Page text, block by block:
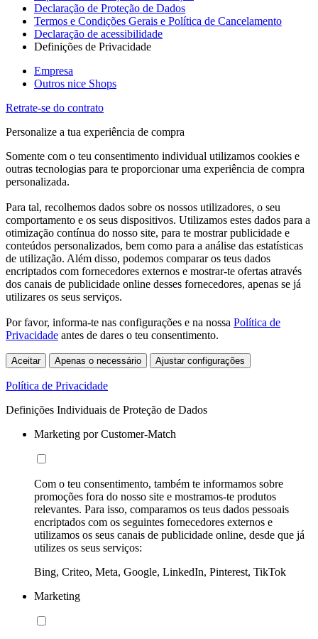
Declaração de Proteção de Dados
Termos e Condições Gerais e Política de Cancelamento
Declaração de acessibilidade
Definições de Privacidade
Empresa
Outros nice Shops
Retrate-se do contrato
Personalize a tua experiência de compra
Somente com o teu consentimento individual utilizamos cookies e
outras tecnologias para te proporcionar uma experiência de compra
personalizada.
Para tal, recolhemos dados sobre os nossos utilizadores, o seu
comportamento e os seus dispositivos. Utilizamos estes dados para a
otimização contínua do nosso site, para te mostrar publicidade e
conteúdos personalizados, bem como para a análise das estatísticas
de utilização. Além disso, podemos comparar os teus dados
encriptados com fornecedores externos e mostrar-te ofertas através
dos canais de publicidade online desses fornecedores, apenas se já
utilizares os seus serviços.
Por favor, informa-te nas configurações e na nossa Política de
Privacidade antes de dares o teu consentimento.
Aceitar Apenas o necessário Ajustar configurações
Política de Privacidade
Definições Individuais de Proteção de Dados
Marketing por Customer-Match
Com o teu consentimento, também te informamos sobre
promoções fora do nosso site e mostramos-te produtos
relevantes. Para isso, comparamos os teus dados pessoais
encriptados com os seguintes fornecedores externos e
utilizamos os seus canais de publicidade online, desde que já
utilizes os seus serviços:
Bing, Criteo, Meta, Google, LinkedIn, Pinterest, TikTok
Marketing